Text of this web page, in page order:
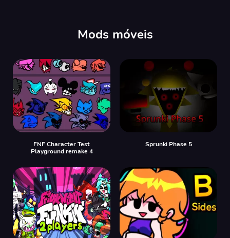
Mods móveis
FNF Character Test
Playground remake 4
Sprunki Phase 5